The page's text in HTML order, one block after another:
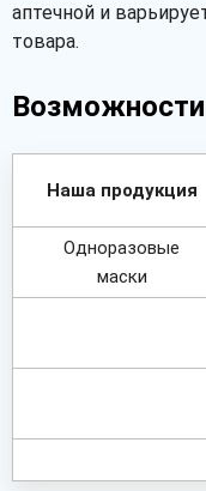
аптечной и
товара.
Наша продукция
Одноразовые
маски